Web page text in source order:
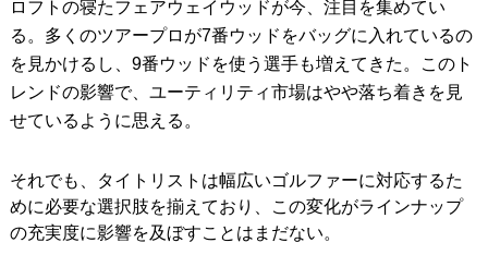
ロフトの寝たフェアウェイウッドが今、注目を集めてい
る。多くのツアープロが7番ウッドをバッグに入れているの
を見かけるし、9番ウッドを使う選手も増えてきた。このト
レンドの影響で、ユーティリティ市場はやや落ち着きを見
せているように思える。
それでも、タイトリストは幅広いゴルファーに対応するた
めに必要な選択肢を揃えており、この変化がラインナップ
の充実度に影響を及ぼすことはまだない。